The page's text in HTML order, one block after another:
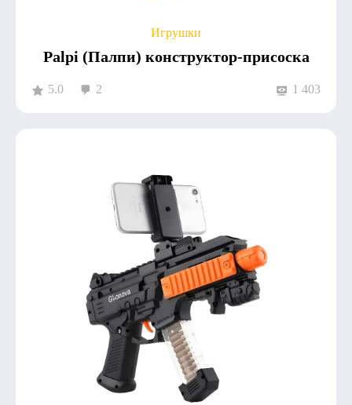
Игрушки
Palpi (Палпи) конструктор-присоска
5.0 2 1 403